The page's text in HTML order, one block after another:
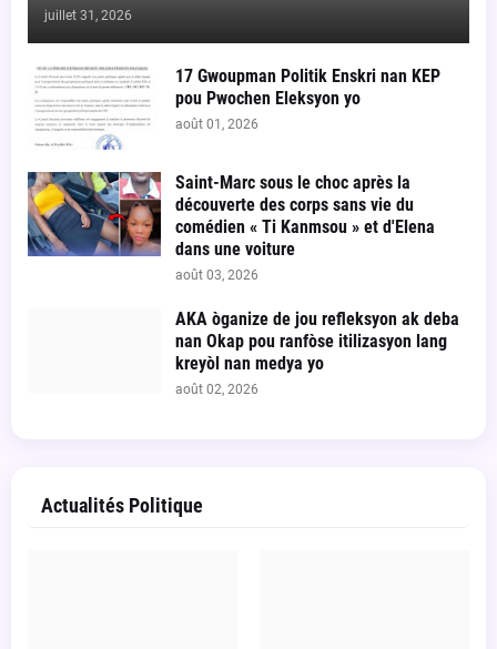
juillet 31, 2026
17 Gwoupman Politik Enskri nan KEP
pou Pwochen Eleksyon yo
août 01, 2026
Saint-Marc sous le choc après la
découverte des corps sans vie du
comédien « Ti Kanmsou » et d'Elena
dans une voiture
août 03, 2026
AKA òganize de jou refleksyon ak deba
nan Okap pou ranfòse itilizasyon lang
kreyòl nan medya yo
août 02, 2026
Actualités Politique